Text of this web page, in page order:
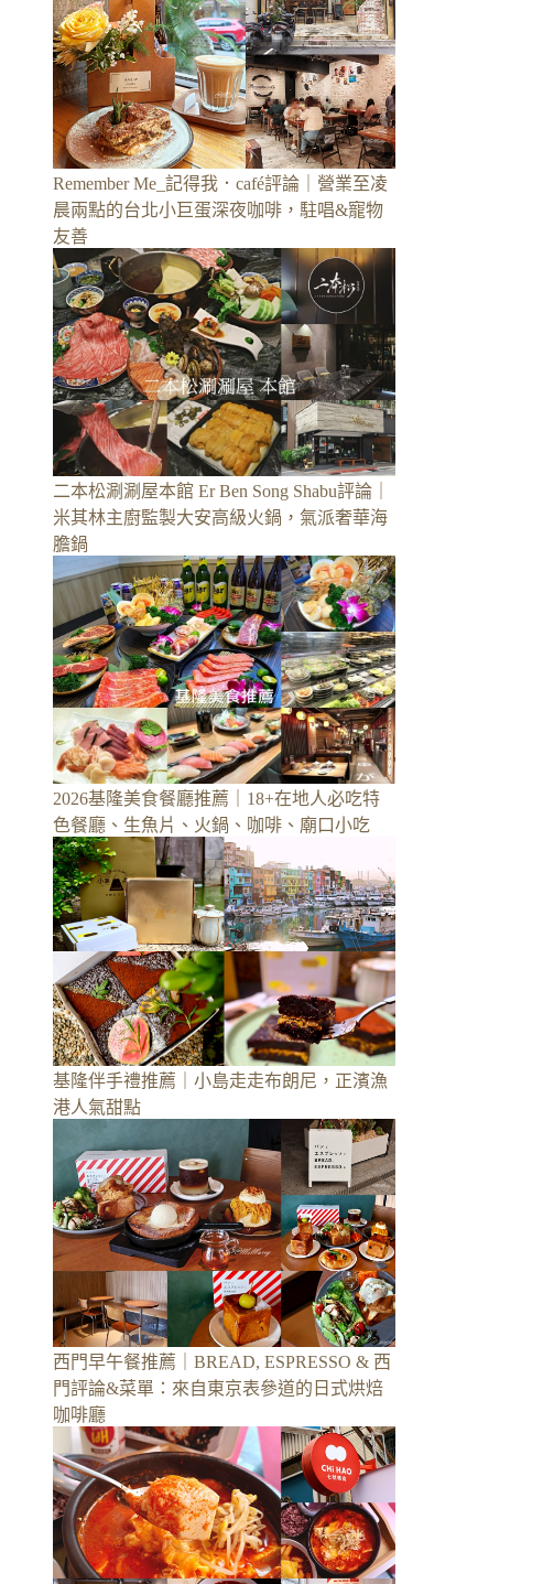
Remember Me_記得我．café評論｜營業至凌
晨兩點的台北小巨蛋深夜咖啡，駐唱&寵物
友善
二本松涮涮屋本館 Er Ben Song Shabu評論｜
米其林主廚監製大安高級火鍋，氣派奢華海
膽鍋
2026基隆美食餐廳推薦｜18+在地人必吃特
色餐廳、生魚片、火鍋、咖啡、廟口小吃
基隆伴手禮推薦｜小島走走布朗尼，正濱漁
港人氣甜點
西門早午餐推薦｜BREAD, ESPRESSO & 西
門評論&菜單：來自東京表參道的日式烘焙
咖啡廳